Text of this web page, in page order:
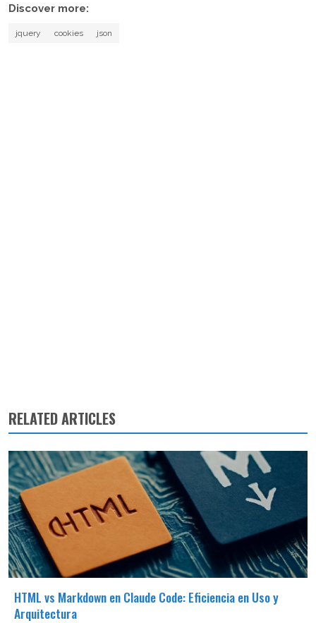
Discover more:
jquery cookies json
RELATED ARTICLES
HTML vs Markdown en Claude Code: Eficiencia en Uso y
Arquitectura